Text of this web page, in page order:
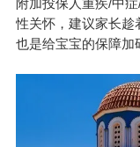
性关怀，建议家长趁
也是给宝宝的保障加